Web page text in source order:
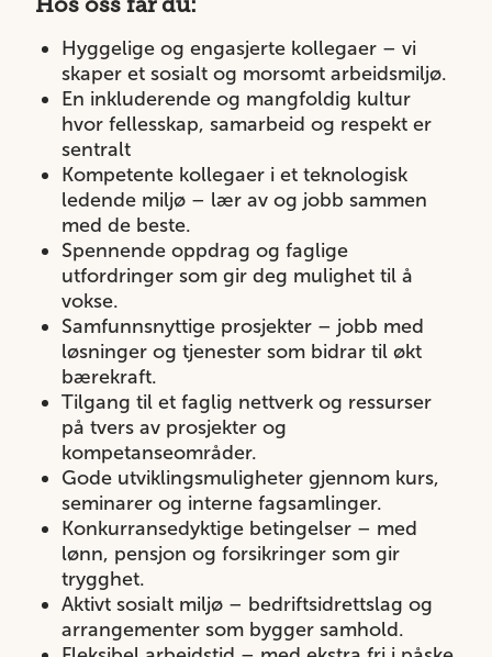
Hyggelige og engasjerte kollegaer – vi
skaper et sosialt og morsomt arbeidsmiljø.
En inkluderende og mangfoldig kultur
hvor fellesskap, samarbeid og respekt er
sentralt
Kompetente kollegaer i et teknologisk
ledende miljø – lær av og jobb sammen
med de beste.
Spennende oppdrag og faglige
utfordringer som gir deg mulighet til å
vokse.
Samfunnsnyttige prosjekter – jobb med
løsninger og tjenester som bidrar til økt
bærekraft.
Tilgang til et faglig nettverk og ressurser
på tvers av prosjekter og
kompetanseområder.
Gode utviklingsmuligheter gjennom kurs,
seminarer og interne fagsamlinger.
Konkurransedyktige betingelser – med
lønn, pensjon og forsikringer som gir
trygghet.
Aktivt sosialt miljø – bedriftsidrettslag og
arrangementer som bygger samhold.